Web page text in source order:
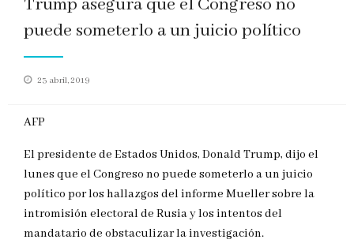
Trump asegura que el Congreso no
puede someterlo a un juicio político
Publicado
23 abril, 2019
AFP
El presidente de Estados Unidos, Donald Trump, dijo el
lunes que el Congreso no puede someterlo a un juicio
político por los hallazgos del informe Mueller sobre la
intromisión electoral de Rusia y los intentos del
mandatario de obstaculizar la investigación.